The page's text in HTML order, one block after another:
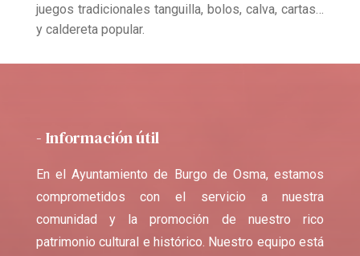
juegos tradicionales tanguilla, bolos, calva, cartas…
y caldereta popular.
- Información útil
En el Ayuntamiento de Burgo de Osma, estamos
comprometidos con el servicio a nuestra
comunidad y la promoción de nuestro rico
patrimonio cultural e histórico. Nuestro equipo está